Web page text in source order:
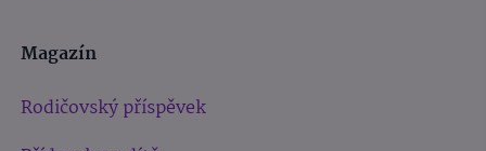
Magazín
Rodičovský příspěvek